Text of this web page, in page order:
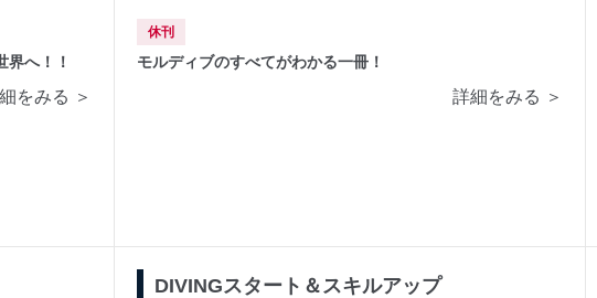
界へ！！
をみる ＞
休刊
モルディブのすべてがわかる一冊！
詳細をみる ＞
DIVINGスタート＆スキルアップ